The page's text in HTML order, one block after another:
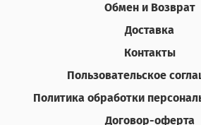
Обмен и Возврат
Доставка
Контакты
Пользовательское
Политика обработки
Договор-оферта